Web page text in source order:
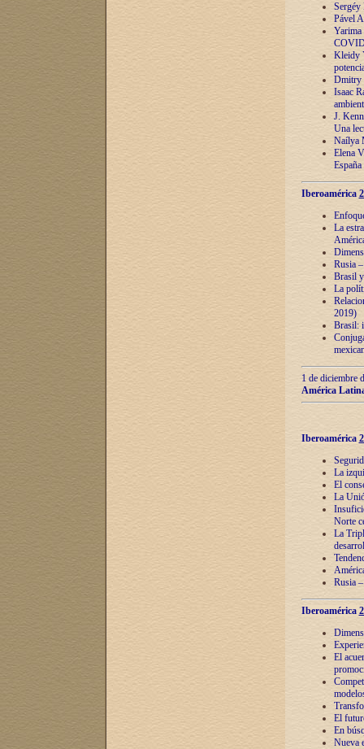
Sergéy
Pável
Yarima
Kleidy
Dmitry
Isaac
J.
Una
Naílya
Elena
España
Iberoamérica
La
Rusia
Brasil
La
2019)
Brasil:
1 de diciembre
América
Iberoamérica
La
El
La
Norte
La
Rusia
Iberoamérica
El
El
En
Nueva